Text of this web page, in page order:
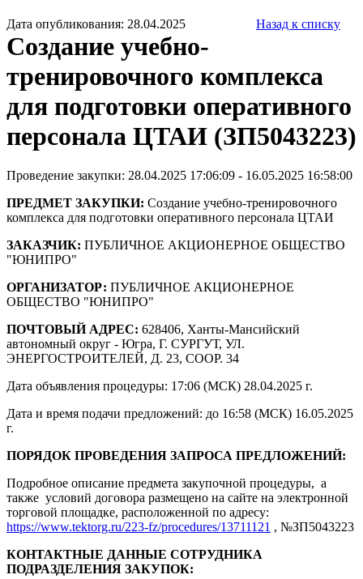
Дата опубликования: 28.04.2025 Назад к списку
Создание учебно-
тренировочного комплекса
для подготовки оперативного
персонала ЦТАИ (ЗП5043223)
Проведение закупки: 28.04.2025 17:06:09 - 16.05.2025 16:58:00
ПРЕДМЕТ ЗАКУПКИ: Создание учебно-тренировочного
комплекса для подготовки оперативного персонала ЦТАИ
ЗАКАЗЧИК: ПУБЛИЧНОЕ АКЦИОНЕРНОЕ ОБЩЕСТВО
"ЮНИПРО"
ОРГАНИЗАТОР: ПУБЛИЧНОЕ АКЦИОНЕРНОЕ
ОБЩЕСТВО "ЮНИПРО"
ПОЧТОВЫЙ АДРЕС: 628406, Ханты-Мансийский
автономный округ - Югра, Г. СУРГУТ, УЛ.
ЭНЕРГОСТРОИТЕЛЕЙ, Д. 23, СООР. 34
Дата объявления процедуры: 17:06 (МСК) 28.04.2025 г.
Дата и время подачи предложений: до 16:58 (МСК) 16.05.2025
г.
ПОРЯДОК ПРОВЕДЕНИЯ ЗАПРОСА ПРЕДЛОЖЕНИЙ:
Подробное описание предмета закупочной процедуры, а
также условий договора размещено на сайте на электронной
торговой площадке, расположенной по адресу:
https://www.tektorg.ru/223-fz/procedures/13711121 , №ЗП5043223
КОНТАКТНЫЕ ДАННЫЕ СОТРУДНИКА
ПОДРАЗДЕЛЕНИЯ ЗАКУПОК: